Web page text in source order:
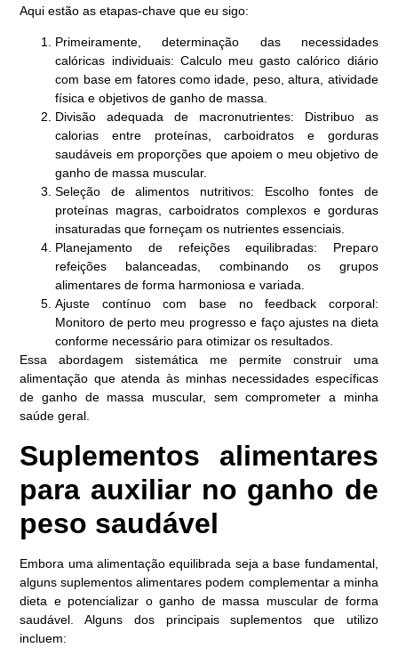
Aqui estão as etapas-chave que eu sigo:
Primeiramente, determinação das necessidades
calóricas individuais: Calculo meu gasto calórico diário
com base em fatores como idade, peso, altura, atividade
física e objetivos de ganho de massa.
Divisão adequada de macronutrientes: Distribuo as
calorias entre proteínas, carboidratos e gorduras
saudáveis em proporções que apoiem o meu objetivo de
ganho de massa muscular.
Seleção de alimentos nutritivos: Escolho fontes de
proteínas magras, carboidratos complexos e gorduras
insaturadas que forneçam os nutrientes essenciais.
Planejamento de refeições equilibradas: Preparo
refeições balanceadas, combinando os grupos
alimentares de forma harmoniosa e variada.
Ajuste contínuo com base no feedback corporal:
Monitoro de perto meu progresso e faço ajustes na dieta
conforme necessário para otimizar os resultados.
Essa abordagem sistemática me permite construir uma
alimentação que atenda às minhas necessidades específicas
de ganho de massa muscular, sem comprometer a minha
saúde geral.
Suplementos alimentares
para auxiliar no ganho de
peso saudável
Embora uma alimentação equilibrada seja a base fundamental,
alguns suplementos alimentares podem complementar a minha
dieta e potencializar o ganho de massa muscular de forma
saudável. Alguns dos principais suplementos que utilizo
incluem: